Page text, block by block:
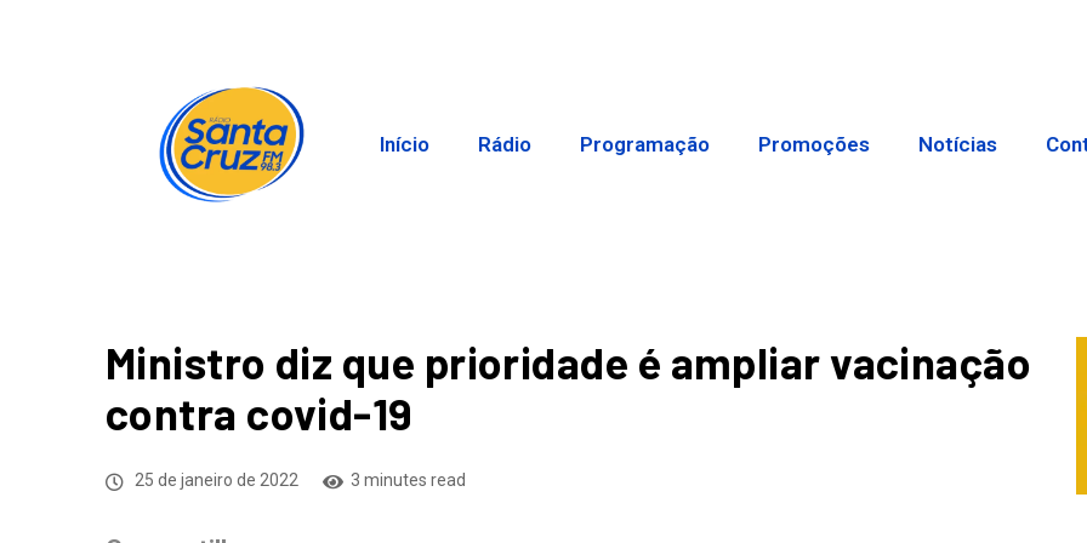
Início Rádio Programação Promoções Notícias
Ministro diz que prioridade é ampliar vacinação
contra covid-19
25 de janeiro de 2022 3 minutes read